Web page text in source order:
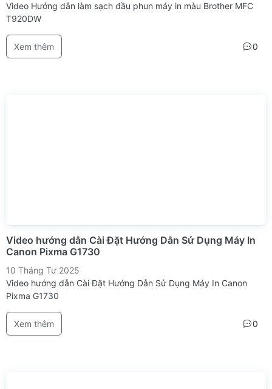
Video Hướng dẫn làm sạch đầu phun máy in màu Brother MFC
T920DW
Xem thêm 0
Video hướng dẫn Cài Đặt Hướng Dẫn Sử Dụng Máy In
Canon Pixma G1730
10 Tháng Tư 2025
Video hướng dẫn Cài Đặt Hướng Dẫn Sử Dụng Máy In Canon
Pixma G1730
Xem thêm 0